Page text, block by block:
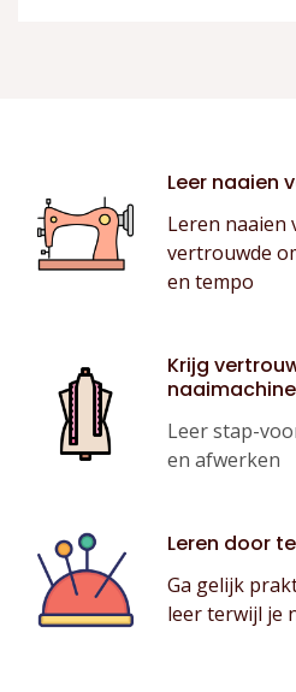
Leer naaien
Leren naaien
vertrouwde
en tempo
Krijg
naaimachine
Leer stap-
en afwerken
Leren door
Ga gelijk
leer terwijl je